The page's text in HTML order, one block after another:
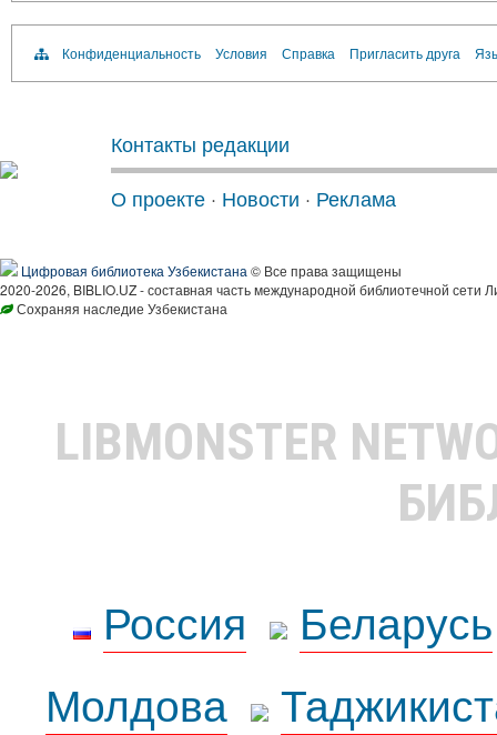
Конфиденциальность Условия Справка Пригласить друга
Контакты редакции
О проекте · Новости · Реклама
Цифровая библиотека Узбекистана © Все права защищены
2020-2026, BIBLIO.UZ - составная часть международной библиотечной сети
Сохраняя наследие Узбекистана
LIBMONSTER
Россия
Беларусь
Молдова